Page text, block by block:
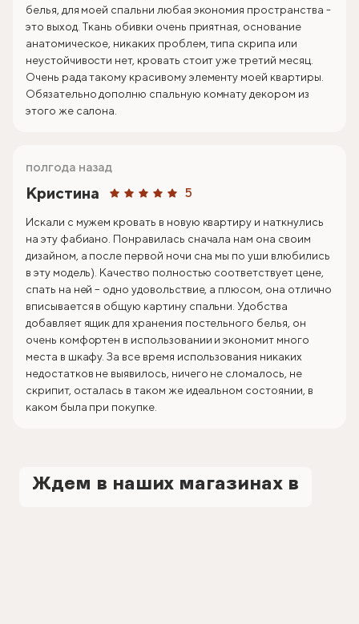
белья, для моей спальни любая экономия пространства -
это выход. Ткань обивки очень приятная, основание
анатомическое, никаких проблем, типа скрипа или
неустойчивости нет, кровать стоит уже третий месяц.
Очень рада такому красивому элементу моей квартиры.
Обязательно дополню спальную комнату декором из
этого же салона.
Кристина 5
полгода назад
Искали с мужем кровать в новую квартиру и наткнулись
на эту фабиано. Понравилась сначала нам она своим
дизайном, а после первой ночи сна мы по уши влюбились
в эту модель). Качество полностью соответствует цене,
спать на ней – одно удовольствие, а плюсом, она отлично
вписывается в общую картину спальни. Удобства
добавляет ящик для хранения постельного белья, он
очень комфортен в использовании и экономит много
места в шкафу. За все время использования никаких
недостатков не выявилось, ничего не сломалось, не
скрипит, осталась в таком же идеальном состоянии, в
каком была при покупке.
Ждем в наших магазинах в